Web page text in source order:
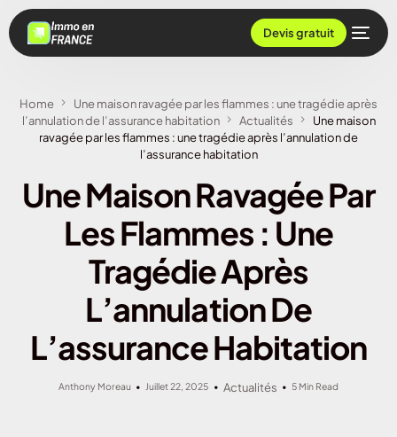
Devis gratuit
Home
Une maison ravagée par les flammes : une tragédie après
l’annulation de l’assurance habitation
Actualités
Une maison
ravagée par les flammes : une tragédie après l’annulation de
l’assurance habitation
Une Maison Ravagée Par
Les Flammes : Une
Tragédie Après
L’annulation De
L’assurance Habitation
Anthony Moreau Juillet 22, 2025 Actualités 5 Min Read